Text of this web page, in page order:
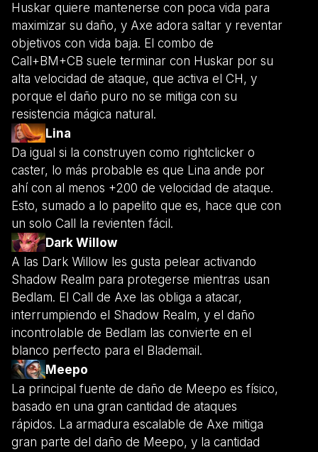
Huskar quiere mantenerse con poca vida para
maximizar su daño, y Axe adora saltar y reventar
objetivos con vida baja. El combo de
Call+BM+CB suele terminar con Huskar por su
alta velocidad de ataque, que activa el CH, y
porque el daño puro no se mitiga con su
resistencia mágica natural.
Lina
Da igual si la construyen como rightclicker o
caster, lo más probable es que Lina ande por
ahí con al menos +200 de velocidad de ataque.
Esto, sumado a lo papelito que es, hace que con
un solo Call la revienten fácil.
Dark Willow
A las Dark Willow les gusta pelear activando
Shadow Realm para protegerse mientras usan
Bedlam. El Call de Axe las obliga a atacar,
interrumpiendo el Shadow Realm, y el daño
incontrolable de Bedlam las convierte en el
blanco perfecto para el Blademail.
Meepo
La principal fuente de daño de Meepo es físico,
basado en una gran cantidad de ataques
rápidos. La armadura escalable de Axe mitiga
gran parte del daño de Meepo, y la cantidad